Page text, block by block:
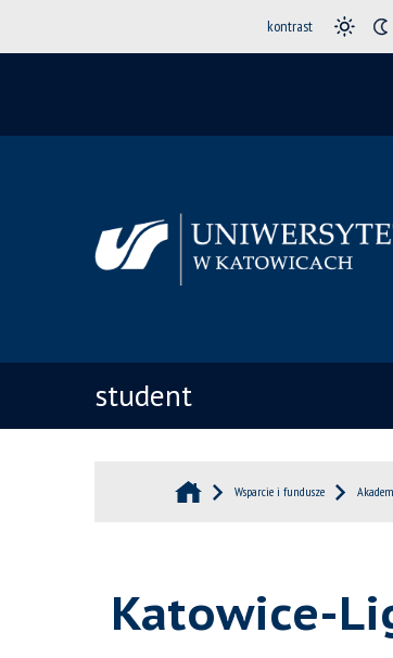
kontrast
student
Wsparcie i fundusze
Katowice-